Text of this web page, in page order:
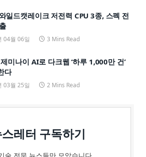
일드캣레이크 저전력 CPU 3종, 스펙 전
04월 06일 3 Mins Read
미나이 AI로 다크웹 ‘하루 1,000만 건’
다
03월 25일 2 Mins Read
레터 구독하기
술 전문 뉴스들만 모았습니다